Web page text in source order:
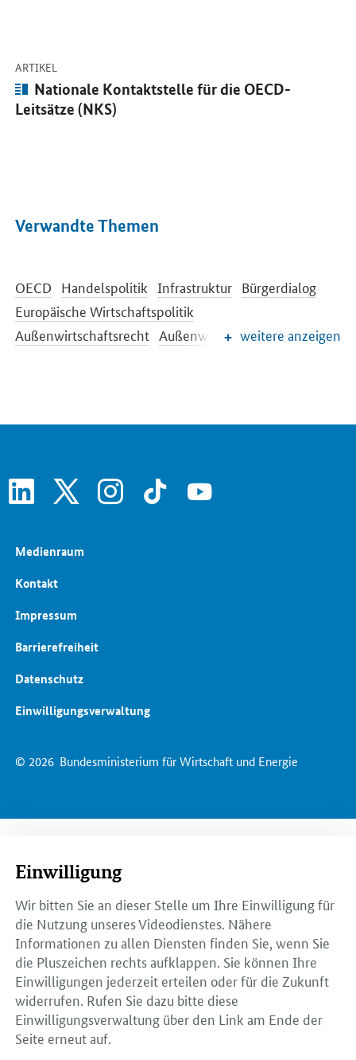
ARTIKEL
Artikel:
Nationale Kontaktstelle für die OECD-
Leitsätze (NKS)
Öffnet Einzelsicht
Verwandte Themen
OECD Handelspolitik Infrastruktur Bürgerdialog
Europäische Wirtschaftspolitik
Außenwirtschaftsrecht Außenwirtschaftsförderung
weitere anzeigen
linkedin instagram tiktok youtube
© 2026 Bundesministerium für Wirtschaft und Energie
Medienraum
Kontakt
Impressum
Barrierefreiheit
Datenschutz
Einwilligungsverwaltung
Einwilligung
Wir bitten Sie an dieser Stelle um Ihre Einwilligung für
die Nutzung unseres Videodienstes. Nähere
Informationen zu allen Diensten finden Sie, wenn Sie
die Pluszeichen rechts aufklappen. Sie können Ihre
Einwilligungen jederzeit erteilen oder für die Zukunft
widerrufen. Rufen Sie dazu bitte diese
Einwilligungsverwaltung über den Link am Ende der
Seite erneut auf.